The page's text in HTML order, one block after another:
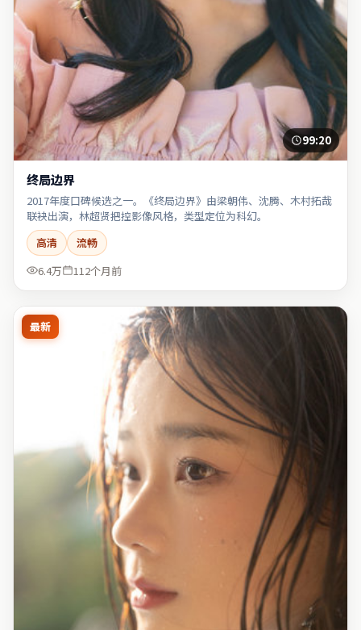
99:20
终局边界
2017年度口碑候选之一。《终局边界》由梁朝伟、沈腾、木村拓哉
联袂出演，林超贤把控影像风格，类型定位为科幻。
高清
流畅
6.4万
112个月前
最新